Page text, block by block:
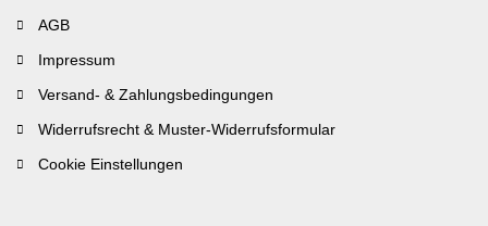
AGB
Impressum
Versand- & Zahlungsbedingungen
Widerrufsrecht & Muster-Widerrufsformular
Cookie Einstellungen